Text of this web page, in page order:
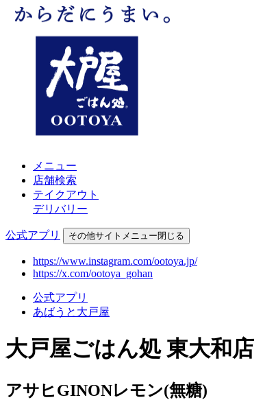
メニュー
店舗検索
テイクアウト
デリバリー
公式アプリ その他サイトメニュー閉じる
https://www.instagram.com/ootoya.jp/
https://x.com/ootoya_gohan
公式アプリ
あばうと大戸屋
大戸屋ごはん処 東大和店
アサヒGINONレモン(無糖)